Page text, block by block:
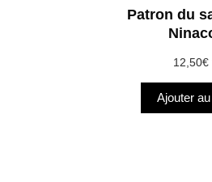
Patron du
12,50€
Ajouter